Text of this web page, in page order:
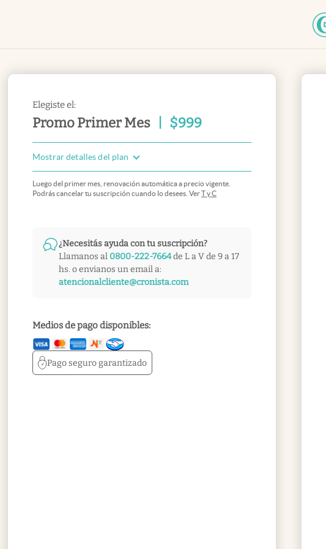
Elegiste el:
Promo Primer Mes $999
Mostrar detalles del plan
Luego del primer mes, renovación automática a precio vigente.
Podrás cancelar tu suscripción cuando lo desees. VerT y C
¿Necesitás ayuda con tu suscripción?
Llamanos al 0800-222-7664de L a V de 9 a 17
hs. o envianos un email a:
atencionalcliente@cronista.com
Medios de pago disponibles:
Pago segurogarantizado